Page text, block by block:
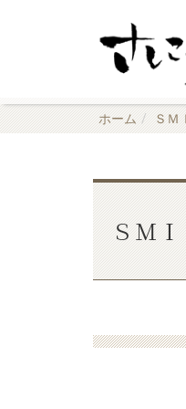
ホーム Ｓ
ＳＭ